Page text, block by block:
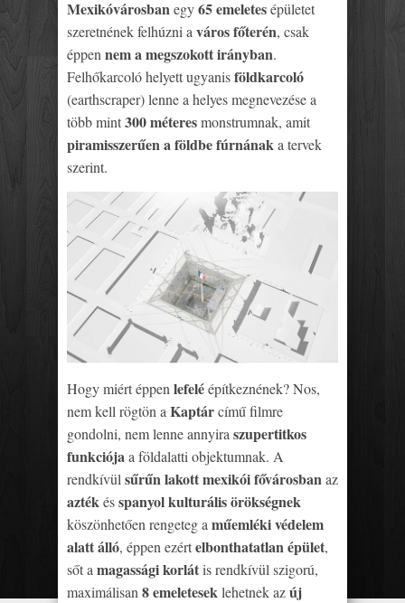
Mexikóvárosban egy65 emeletesépületet
szeretnének felhúzni a város főterén, csak
éppen nem a megszokott irányban.
Felhőkarcoló helyett ugyanisföldkarcoló
(earthscraper) lenne a helyes megnevezése a
több mint300 méteresmonstrumnak, amit
piramisszerűen a földbe fúrnának a tervek
szerint.
Hogy miért éppen lefeléépítkeznének? Nos,
nem kell rögtön a Kaptárcímű filmre
gondolni, nem lenne annyira szupertitkos
funkciójaa földalatti objektumnak. A
rendkívül sűrűn lakott mexikói fővárosbanaz
aztékésspanyol kulturális örökségnek
köszönhetően rengeteg a műemléki védelem
alatt álló, éppen ezértelbonthatatlan épület,
sőt a magassági korlátis rendkívül szigorú,
maximálisan 8 emeleteseklehetnek azúj